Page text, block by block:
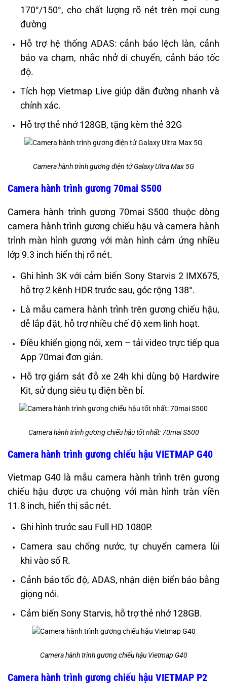
170°/150°, cho chất lượng rõ nét trên mọi cung
đường
Hỗ trợ hệ thống ADAS: cảnh báo lệch làn, cảnh
báo va chạm, nhắc nhở di chuyển, cảnh báo tốc
độ.
Tích hợp Vietmap Live giúp dẫn đường nhanh và
chính xác.
Hỗ trợ thẻ nhớ 128GB, tặng kèm thẻ 32G
Camera hành trình gương điện tử Galaxy Ultra Max 5G
Camera hành trình gương 70mai S500
Camera hành trình gương 70mai S500 thuộc dòng
camera hành trình gương chiếu hậu và camera hành
trình màn hình gương với màn hình cảm ứng nhiều
lớp 9.3 inch hiển thị rõ nét.
Ghi hình 3K với cảm biến Sony Starvis 2 IMX675,
hỗ trợ 2 kênh HDR trước sau, góc rộng 138°.
Là mẫu camera hành trình trên gương chiếu hậu,
dễ lắp đặt, hỗ trợ nhiều chế độ xem linh hoạt.
Điều khiển giọng nói, xem – tải video trực tiếp qua
App 70mai đơn giản.
Hỗ trợ giám sát đỗ xe 24h khi dùng bộ Hardwire
Kit, sử dụng siêu tụ điện bền bỉ.
Camera hành trình gương chiếu hậu tốt nhất: 70mai S500
Camera hành trình gương chiếu hậu VIETMAP G40
Vietmap G40 là mẫu camera hành trình trên gương
chiếu hậu được ưa chuộng với màn hình tràn viền
11.8 inch, hiển thị sắc nét.
Ghi hình trước sau Full HD 1080P.
Camera sau chống nước, tự chuyển camera lùi
khi vào số R.
Cảnh báo tốc độ, ADAS, nhận diện biển báo bằng
giọng nói.
Cảm biến Sony Starvis, hỗ trợ thẻ nhớ 128GB.
Camera hành trình gương chiếu hậu Vietmap G40
Camera hành trình gương chiếu hậu VIETMAP P2